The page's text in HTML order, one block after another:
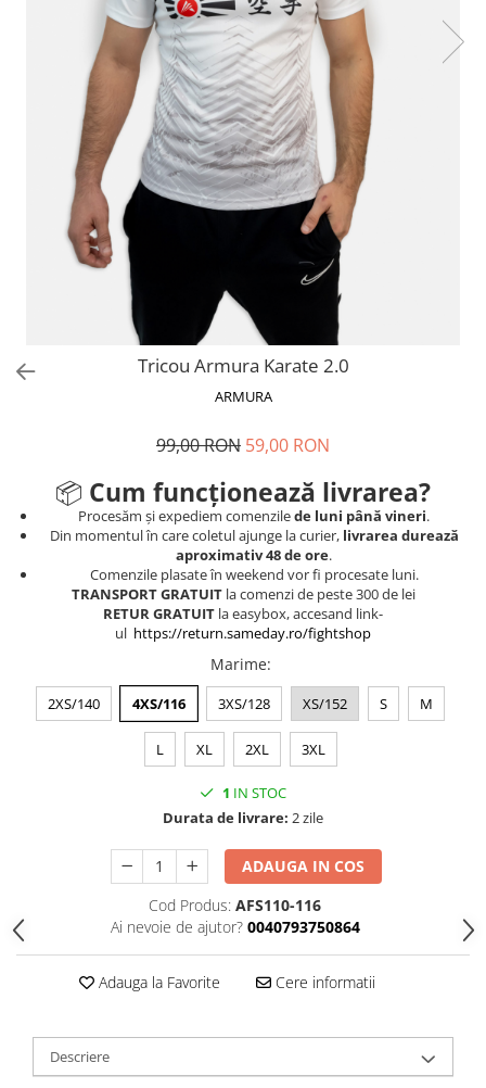
Saci Exercitii
Accesorii Sala
Acccesori Antrenor
Mingi medicinale
Motricitate și Coordonare
Prim Ajutor
Recuperare și Îcălzire
Tricou Armura Karate 2.0
ARMURA
99,00 RON 59,00 RON
📦 Cum funcționează livrarea?
Procesăm și expediem comenzilede luni până vineri.
Din momentul în care coletul ajunge la curier, livrarea durează
aproximativ 48 de ore.
Comenzile plasate în weekend vor fi procesate luni.
TRANSPORT GRATUITla comenzi de peste 300 de lei
RETUR GRATUIT la easybox, accesand link-
ul https://return.sameday.ro/fightshop
Marime:
2XS/140 4XS/116 3XS/128 XS/152 S M
L XL 2XL 3XL
1 IN STOC
Durata de livrare: 2 zile
ADAUGA IN COS
Cod Produs: AFS110-116
Ai nevoie de ajutor? 0040793750864
Adauga la Favorite Cere informatii
Descriere